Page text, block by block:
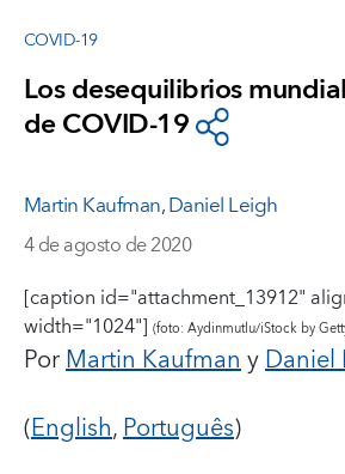
COVID-19
Los desequilibrios
de COVID-19
Martin Kaufman,Daniel Leigh
4 de agosto de 2020
[caption id="attachment_13912"
width="1024"] (foto: Aydinmutlu/iStock by
PorMartin KaufmanyDaniel
(English,Português)